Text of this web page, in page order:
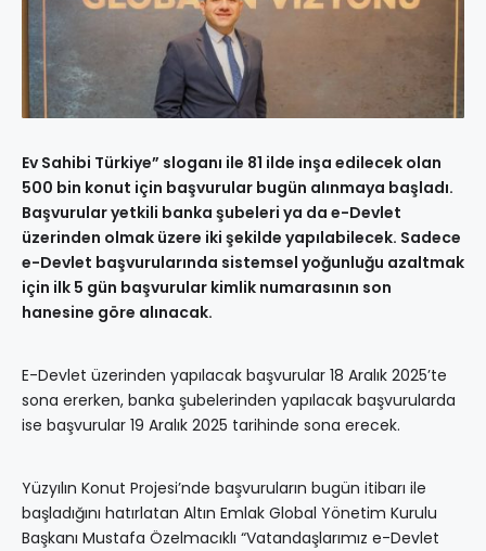
Ev Sahibi Türkiye” sloganı ile 81 ilde inşa edilecek olan
500 bin konut için başvurular bugün alınmaya başladı.
Başvurular yetkili banka şubeleri ya da e-Devlet
üzerinden olmak üzere iki şekilde yapılabilecek. Sadece
e-Devlet başvurularında sistemsel yoğunluğu azaltmak
için ilk 5 gün başvurular kimlik numarasının son
hanesine göre alınacak.
E-Devlet üzerinden yapılacak başvurular 18 Aralık 2025’te
sona ererken, banka şubelerinden yapılacak başvurularda
ise başvurular 19 Aralık 2025 tarihinde sona erecek.
Yüzyılın Konut Projesi’nde başvuruların bugün itibarı ile
başladığını hatırlatan Altın Emlak Global Yönetim Kurulu
Başkanı Mustafa Özelmacıklı “Vatandaşlarımız e-Devlet